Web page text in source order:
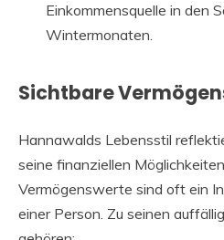
Einkommensquelle in den
Wintermonaten.
Sichtbare
Hannawalds Lebensstil
seine finanziellen
Vermögenswerte sind oft ein
einer Person. Zu seinen